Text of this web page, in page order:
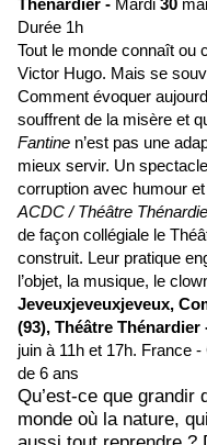
Thénardier - Mardi 30
Durée 1h
Tout le monde connaît ou
Victor Hugo. Mais se
Comment évoquer
souffrent de la misère et
Fantine n’est pas une
mieux servir. Un
corruption avec humour
ACDC / Théâtre
de façon collégiale le
construit. Leur pratique
l’objet, la musique, le
Jeveuxjeveuxjeveux,
(93), Théâtre Thénardier
juin à 11h et 17h. France -
de 6 ans
Qu’est-ce que grandir
monde où la nature,